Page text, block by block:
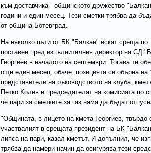
към доставчика - общинското дружество
години и един месец. Тези сметки трябва да
от община Ботевград.
На няколко пъти от БК "Балкан" искат среща
поставен пред изпълнителния директор на СД
Георгиев в началото на септември. Тогава
още един месец, обаче, позицията се обърна
представители на ръководството на клуба,
Петко Колев и председателят на комисията по
че пари за сметките за газ няма да бъдат
"Общината, в лицето на кмета Георгиев,
участвалият в срещата президент на БК
липса на пари, казал кметът. И допълнил, че
трябва да намери начин да осигурява тези